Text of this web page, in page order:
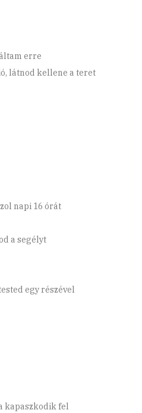
erre
látnod kellene a teret
napi 16 órát
a segélyt
egy részével
kapaszkodik fel